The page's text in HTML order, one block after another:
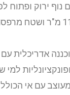
נוף ירוק ופתוח
אדריכלית
למי
עם אי